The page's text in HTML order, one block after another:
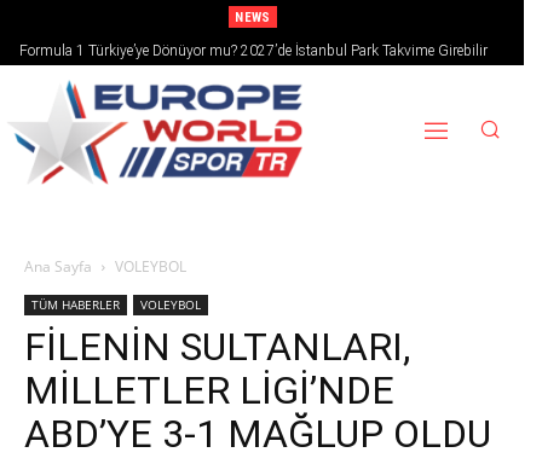
NEWS
Formula 1 Türkiye’ye Dönüyor mu? 2027’de İstanbul Park Takvime Girebilir
Ana Sayfa VOLEYBOL
TÜM HABERLER VOLEYBOL
FİLENİN SULTANLARI,
MİLLETLER LİGİ’NDE
ABD’YE 3-1 MAĞLUP OLDU